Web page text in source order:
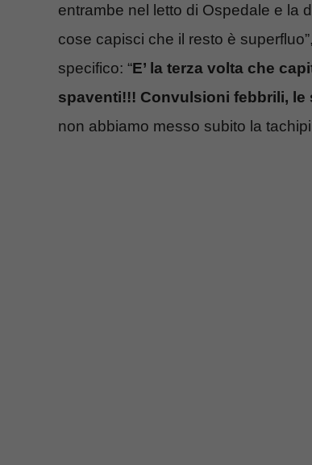
entrambe nel letto di Ospedale e la
cose capisci che il resto è
specifico: “E’ la terza volta che
spaventi!!! Convulsioni febbrili,
non abbiamo messo subito la